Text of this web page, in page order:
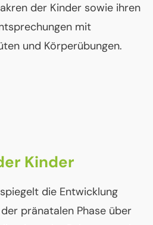
der Kinder sowie ihren
mit
und Körperübungen.
Kinder
die Entwicklung
pränatalen Phase über